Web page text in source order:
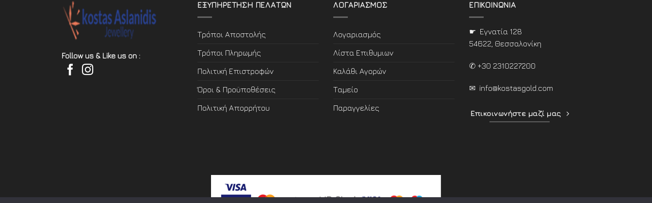
Follow us & Like us on :
ΕΞΥΠΗΡΕΤΗΣΗ ΠΕΛΑΤΩΝ
Τρόποι Αποστολής
Τρόποι Πληρωμής
Πολιτική Επιστροφών
Όροι & Προϋποθέσεις
Πολιτική Απορρήτου
ΛΟΓΑΡΙΑΣΜΟΣ
Λογαριασμός
Λίστα Επιθυμιων
Καλάθι Αγορών
Ταμείο
Παραγγελίες
ΕΠΙΚΟΙΝΩΝΙΑ
☛ Εγνατία 128
54622, Θεσσαλονίκη
✆ +30 2310227200
✉ info@kostasgold.com
Επικοινωνήστε μαζί μας